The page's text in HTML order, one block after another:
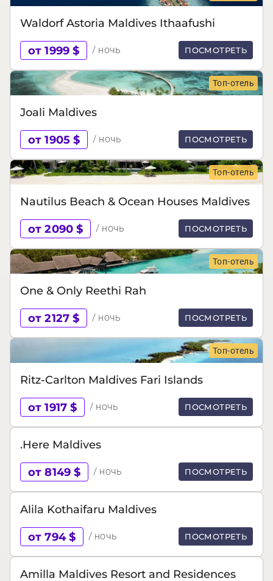
Waldorf Astoria Maldives Ithaafushi
от 1999 $ / ночь ПОСМОТРЕТЬ
Топ-отель
Joali Maldives
от 1905 $ / ночь ПОСМОТРЕТЬ
Топ-отель
Nautilus Beach & Ocean Houses Maldives
от 2090 $ / ночь ПОСМОТРЕТЬ
Топ-отель
One & Only Reethi Rah
от 2127 $ / ночь ПОСМОТРЕТЬ
Топ-отель
Ritz-Carlton Maldives Fari Islands
от 1917 $ / ночь ПОСМОТРЕТЬ
.Here Maldives
от 8149 $ / ночь ПОСМОТРЕТЬ
Alila Kothaifaru Maldives
от 794 $ / ночь ПОСМОТРЕТЬ
Amilla Maldives Resort and Residences